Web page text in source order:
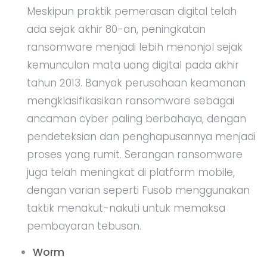
Meskipun praktik pemerasan digital telah
ada sejak akhir 80-an, peningkatan
ransomware menjadi lebih menonjol sejak
kemunculan mata uang digital pada akhir
tahun 2013. Banyak perusahaan keamanan
mengklasifikasikan ransomware sebagai
ancaman cyber paling berbahaya, dengan
pendeteksian dan penghapusannya menjadi
proses yang rumit. Serangan ransomware
juga telah meningkat di platform mobile,
dengan varian seperti Fusob menggunakan
taktik menakut-nakuti untuk memaksa
pembayaran tebusan.
Worm